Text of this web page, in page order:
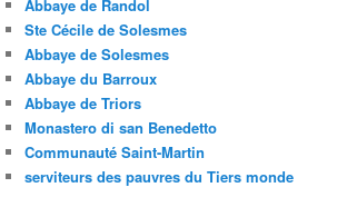
Abbaye de Randol
Ste Cécile de Solesmes
Abbaye de Solesmes
Abbaye du Barroux
Abbaye de Triors
Monastero di san Benedetto
Communauté Saint-Martin
serviteurs des pauvres du Tiers monde